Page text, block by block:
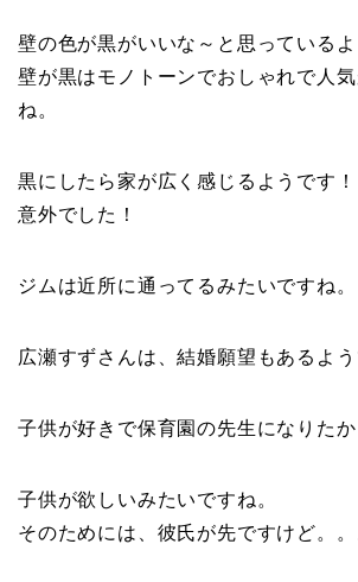
壁の色が黒がいいな～と思っているよ
壁が黒はモノトーンでおしゃれで人
ね。
黒にしたら家が広く感じるようです！
意外でした！
ジムは近所に通ってるみたいですね。
広瀬すずさんは、結婚願望もあるよう
子供が好きで保育園の先生になりたか
子供が欲しいみたいですね。
そのためには、彼氏が先ですけど。。